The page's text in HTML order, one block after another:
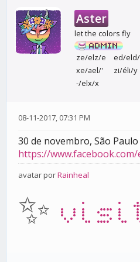
Aster
let the colors fly
ze/elz/e
ed/
xe/ael/'
zi/éli/y
-/elx/x
08-11-2017, 07:31 PM
30 de novembro, São Paulo
https://
avatar porRainheal
✨